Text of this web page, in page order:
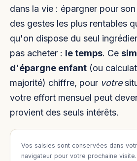
dans la vie : épargner pour
des gestes les plus rentables
qu'on dispose du seul
pas acheter : le temps. Ce
d'épargne enfant (ou
majorité) chiffre, pour votre
votre effort mensuel peut
provient des seuls intérêts.
Vos saisies sont conservées dans
navigateur pour votre prochaine visite.